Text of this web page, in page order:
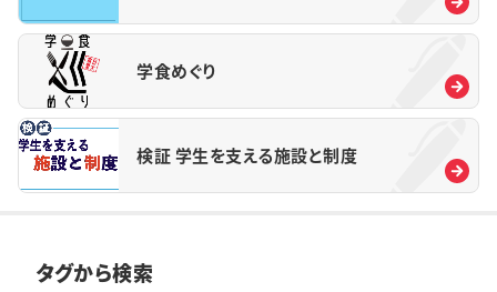
学食めぐり
検証 学生を支える施設と制度
タグから検索